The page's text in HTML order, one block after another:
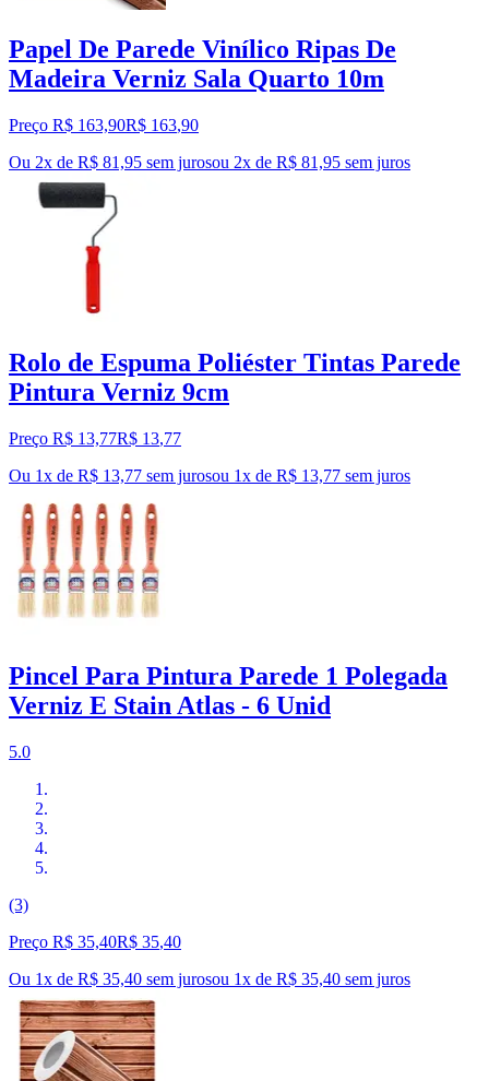
Papel De Parede Vinílico Ripas De
Madeira Verniz Sala Quarto 10m
Preço R$ 163,90R$ 163,90
Ou 2x de R$ 81,95 sem jurosou 2x de R$ 81,95 sem juros
Rolo de Espuma Poliéster Tintas Parede
Pintura Verniz 9cm
Preço R$ 13,77R$ 13,77
Ou 1x de R$ 13,77 sem jurosou 1x de R$ 13,77 sem juros
Pincel Para Pintura Parede 1 Polegada
Verniz E Stain Atlas - 6 Unid
5.0
(3)
Preço R$ 35,40R$ 35,40
Ou 1x de R$ 35,40 sem jurosou 1x de R$ 35,40 sem juros